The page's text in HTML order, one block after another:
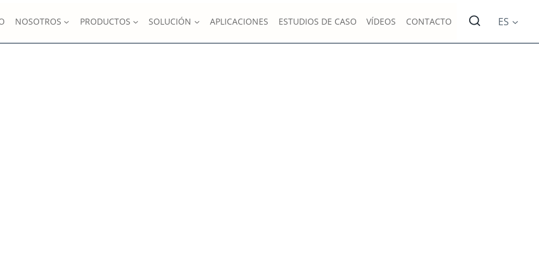
NOSOTROS PRODUCTOS SOLUCIÓN APLICACIONES ESTUDIOS DE CASO VÍDEOS CONTACTO ES